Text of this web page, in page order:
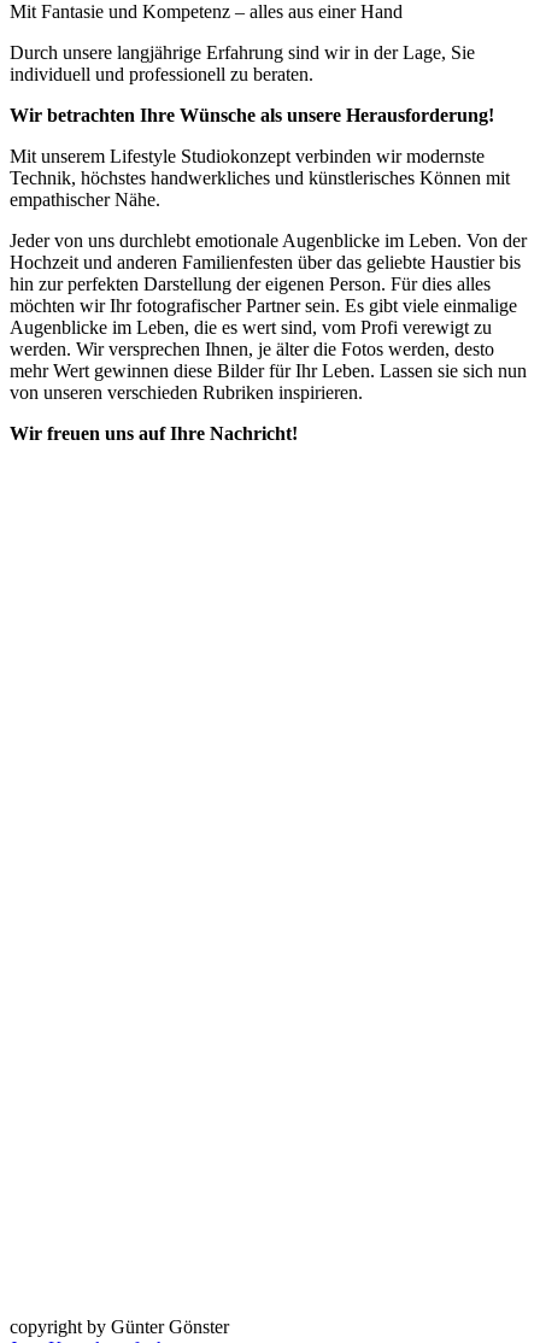
Mit Fantasie und Kompetenz – alles aus einer Hand
Durch unsere langjährige Erfahrung sind wir in der Lage, Sie
individuell und professionell zu beraten.
Wir betrachten Ihre Wünsche als unsere Herausforderung!
Mit unserem Lifestyle Studiokonzept verbinden wir modernste
Technik, höchstes handwerkliches und künstlerisches Können mit
empathischer Nähe.
Jeder von uns durchlebt emotionale Augenblicke im Leben. Von der
Hochzeit und anderen Familienfesten über das geliebte Haustier bis
hin zur perfekten Darstellung der eigenen Person. Für dies alles
möchten wir Ihr fotografischer Partner sein. Es gibt viele einmalige
Augenblicke im Leben, die es wert sind, vom Profi verewigt zu
werden. Wir versprechen Ihnen, je älter die Fotos werden, desto
mehr Wert gewinnen diese Bilder für Ihr Leben. Lassen sie sich nun
von unseren verschieden Rubriken inspirieren.
Wir freuen uns auf Ihre Nachricht!
copyright by Günter Gönster